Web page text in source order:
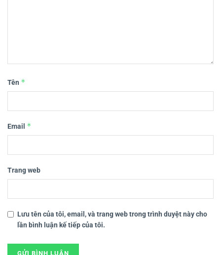
Tên *
Email *
Trang web
Lưu tên của tôi, email, và trang web trong trình duyệt này cho
lần bình luận kế tiếp của tôi.